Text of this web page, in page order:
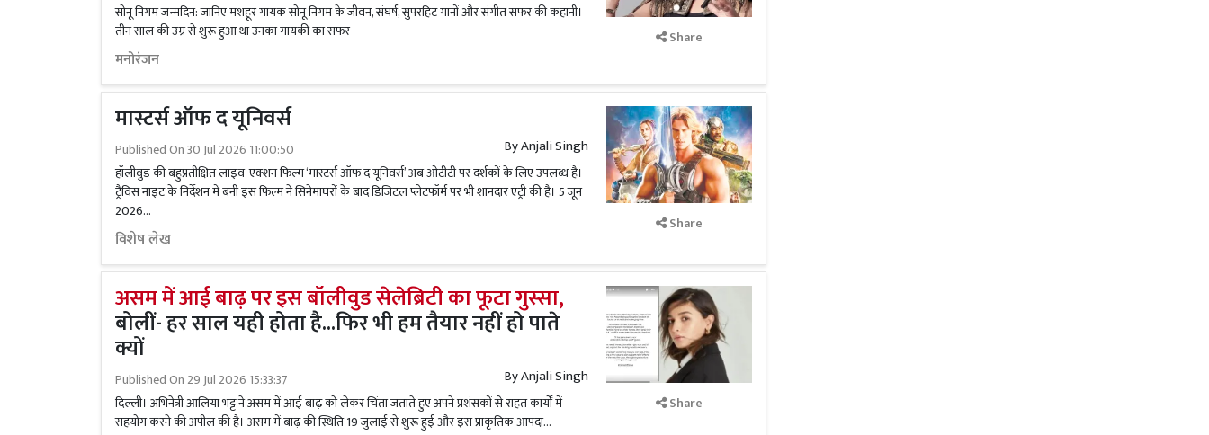
सोनू निगम जन्मदिन: जानिए मशहूर गायक सोनू निगम के जीवन, संघर्ष, सुपरहिट गानों और संगीत सफर की कहानी।
तीन साल की उम्र से शुरू हुआ था उनका गायकी का सफर
मनोरंजन
Share
मास्टर्स ऑफ द यूनिवर्स
Published On30 Jul 2026 11:00:50 ByAnjali Singh
हॉलीवुड की बहुप्रतीक्षित लाइव-एक्शन फिल्म ‘मास्टर्स ऑफ द यूनिवर्स’ अब ओटीटी पर दर्शकों के लिए उपलब्ध है।
ट्रैविस नाइट के निर्देशन में बनी इस फिल्म ने सिनेमाघरों के बाद डिजिटल प्लेटफॉर्म पर भी शानदार एंट्री की है। 5 जून
2026...
विशेष लेख
Share
असम में आई बाढ़ पर इस बॉलीवुड सेलेब्रिटी का फूटा गुस्सा,
बोलीं- हर साल यही होता है...फिर भी हम तैयार नहीं हो पाते
क्यों
Published On 29 Jul 2026 15:33:37 ByAnjali Singh
दिल्ली। अभिनेत्री आलिया भट्ट ने असम में आई बाढ़ को लेकर चिंता जताते हुए अपने प्रशंसकों से राहत कार्यों में
सहयोग करने की अपील की है। असम में बाढ़ की स्थिति 19 जुलाई से शुरू हुई और इस प्राकृतिक आपदा...
Share